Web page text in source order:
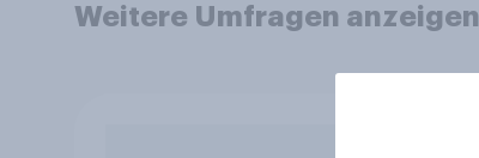
Weitere Umfragen anzeigen